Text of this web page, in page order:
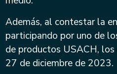
Además, al contestar la
participando por uno de
de productos USACH,
27 de diciembre de 2023.